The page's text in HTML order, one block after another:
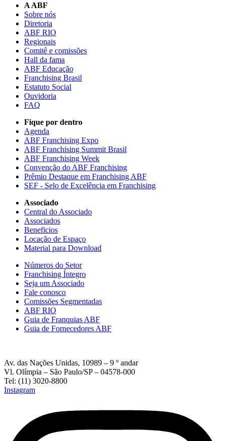
A ABF
Sobre nós
Diretoria
ABF RIO
Regionais
Comitê e comissões
Hall da fama
ABF Educação
Franchising Brasil
Estatuto Social
Ouvidoria
FAQ
Fique por dentro
Agenda
ABF Franchising Expo
ABF Franchising Summit Brasil
ABF Franchising Week
Convenção do ABF Franchising
Prêmio Destaque em Franchising ABF
SEF - Selo de Excelência em Franchising
Associado
Central do Associado
Associados
Beneficios
Locação de Espaço
Material para Download
Números do Setor
Franchising Íntegro
Seja um Associado
Fale conosco
Comissões Segmentadas
ABF RIO
Guia de Franquias ABF
Guia de Fornecedores ABF
Av. das Nações Unidas, 10989 – 9 º andar
Vl. Olímpia – São Paulo/SP – 04578-000
Tel: (11) 3020-8800
Instagram